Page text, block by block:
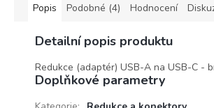
Popis Podobné (4) Hodnocení
Detailní popis produktu
Redukce (adaptér) USB-A na USB-C -
Doplňkové parametry